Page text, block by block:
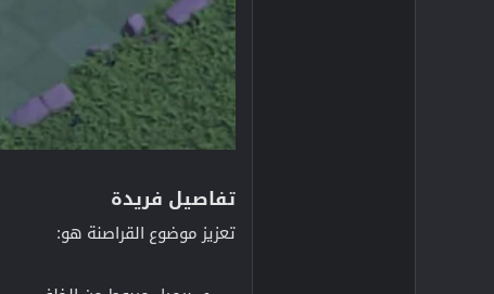
تفاصيل فريدة
تعزيز موضوع القراصنة هو: